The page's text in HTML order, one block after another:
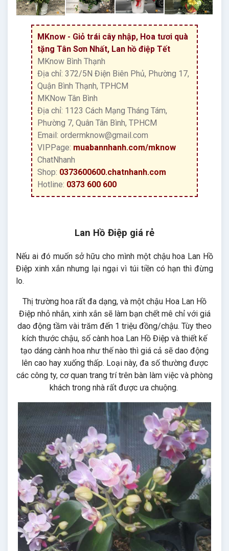
MKnow - Giỏ trái cây nhập, Hoa tươi quà
tặng Tân Sơn Nhất, Lan hồ điệp Tết
MKnow Bình Thạnh
Địa chỉ: 372/5N Điện Biên Phủ, Phường 17,
Quận Bình Thạnh, TPHCM
MKNow Tân Bình
Địa chỉ: 1123 Cách Mạng Tháng Tám,
Phường 7, Quân Tân Bình, TPHCM
Email: ordermknow@gmail.com
VIPPage: muabannhanh.com/mknow
ChatNhanh
Shop: 0373600600.chatnhanh.com
Hotline: 0373 600 600
Lan Hồ Điệp giá rẻ
Nếu ai đó muốn sở hữu cho mình một chậu hoa Lan Hồ
Điệp xinh xắn nhưng lại ngại vì túi tiền có hạn thì đừng
lo.
Thị trường hoa rất đa dạng, và một chậu Hoa Lan Hồ
Điệp nhỏ nhắn, xinh xắn sẽ làm bạn chết mê chỉ với giá
dao động tầm vài trăm đến 1 triệu đồng/chậu. Tùy theo
kích thước chậu, số cành hoa Lan Hồ Điệp và thiết kế
tạo dáng cành hoa như thế nào thì giá cả sẽ dao động
lên cao hay xuống thấp. Loại này, đa số thường được
các công ty, cơ quan trang trí trên bàn làm việc và phòng
khách trong nhà rất được ưa chuộng.